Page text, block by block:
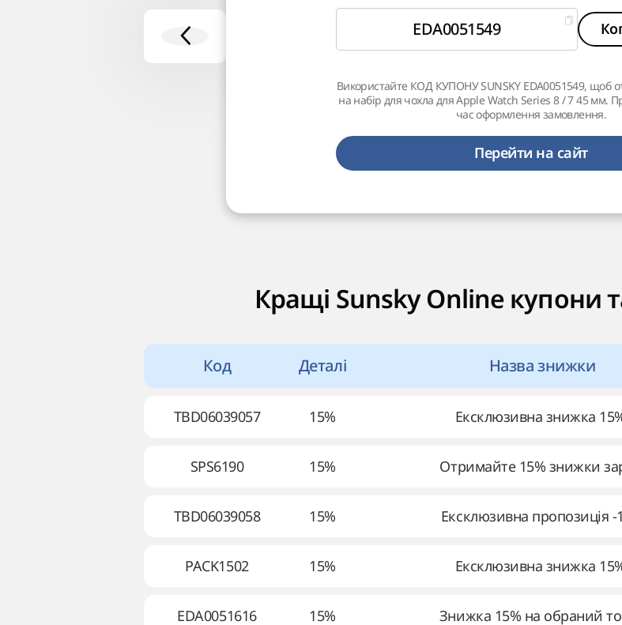
EDA0051549
Використайте КОД КУПОНУ SUNSKY EDA0051549, щоб
на набір для чохла для Apple Watch Series 8 / 7 45 мм.
час оформлення замовлення.
Перейти на сайт
Кращі Sunsky Online купони
Код Деталі Назва знижки
TBD06039057 15% Ексклюзивна знижка
SPS6190 15% Отримайте 15% знижки
TBD06039058 15% Ексклюзивна пропозиція -
PACK1502 15% Ексклюзивна знижка
EDA0051616 15% Знижка 15% на обраний